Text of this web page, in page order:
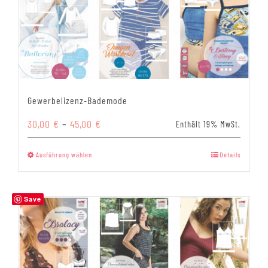
Gewerbelizenz-Bademode
30,00 € – 45,00 €
30,00 €
Enthält 19% MwSt.
Ausführung wählen
mehrere
Varianten
auf.
Die
Optionen
Details
Save